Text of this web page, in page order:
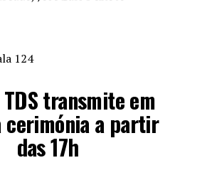
124
transmite em
cerimónia a partir
das 17h